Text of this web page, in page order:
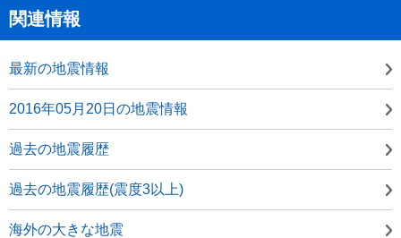
関連情報
最新の地震情報
2016年05月20日の地震情報
過去の地震履歴
過去の地震履歴(震度3以上)
海外の大きな地震